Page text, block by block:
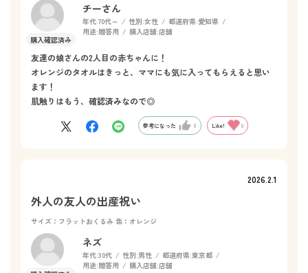
チーさん
年代:70代～ 性別:女性 都道府県:愛知県
用途:贈答用 購入店舗:店舗
友達の娘さんの2人目の赤ちゃんに！
オレンジのタオルはきっと、ママにも気に入ってもらえると思い
ます！
肌触りはもう、確認済みなので◎
参考になった 0 Like! 0
2026.2.1
外人の友人の出産祝い
サイズ：フラットおくるみ 色：オレンジ
ネズ
年代:30代 性別:男性 都道府県:東京都
用途:贈答用 購入店舗:店舗